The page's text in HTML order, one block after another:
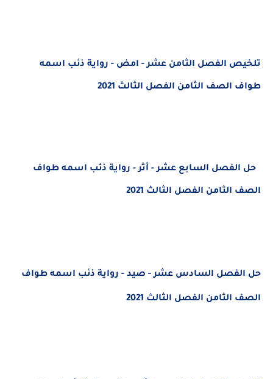
تلخيص الفصل الثامن عشر - امض - رواية ذئب اسمه
طواف الصف الثامن الفصل الثالث 2021
حل الفصل السابع عشر - أثر - رواية ذئب اسمه طواف
الصف الثامن الفصل الثالث 2021
حل الفصل السادس عشر - صيد - رواية ذئب اسمه طواف
الصف الثامن الفصل الثالث 2021